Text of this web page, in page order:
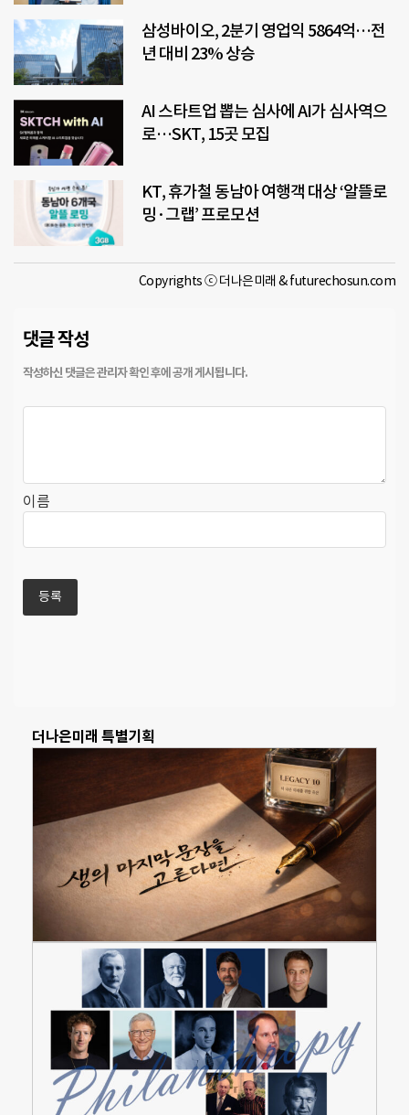
삼성바이오, 2분기 영업익 5864억…전
년 대비 23% 상승
AI 스타트업 뽑는 심사에 AI가 심사역으
로…SKT, 15곳 모집
KT, 휴가철 동남아 여행객 대상 ‘알뜰로
밍·그랩’ 프로모션
Copyrights ⓒ 더나은미래 & futurechosun.com
댓글 작성
이름
더나은미래 특별기획